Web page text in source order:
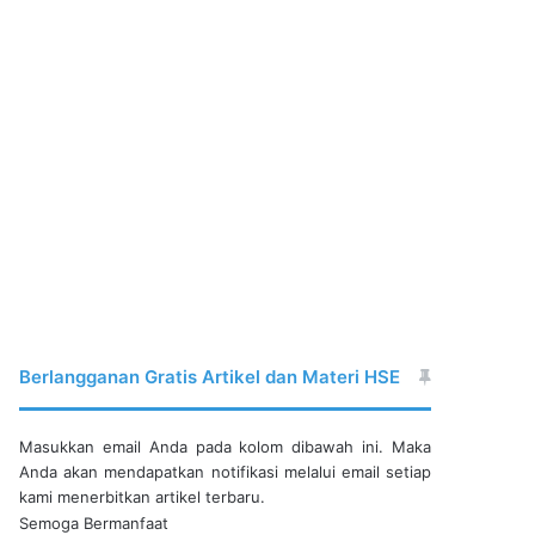
Berlangganan Gratis Artikel dan Materi HSE
Masukkan email Anda pada kolom dibawah ini. Maka
Anda akan mendapatkan notifikasi melalui email setiap
kami menerbitkan artikel terbaru.
Semoga Bermanfaat